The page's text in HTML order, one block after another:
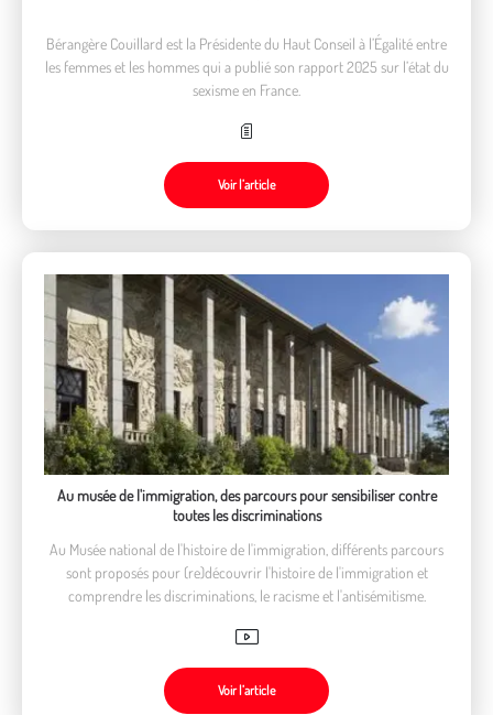
Bérangère Couillard est la Présidente du Haut Conseil à l’Égalité entre
les femmes et les hommes qui a publié son rapport 2025 sur l’état du
sexisme en France.
Voir l’article
Au musée de l'immigration, des parcours pour sensibiliser contre
toutes les discriminations
Au Musée national de l'histoire de l'immigration, différents parcours
sont proposés pour (re)découvrir l'histoire de l'immigration et
comprendre les discriminations, le racisme et l'antisémitisme.
Voir l’article